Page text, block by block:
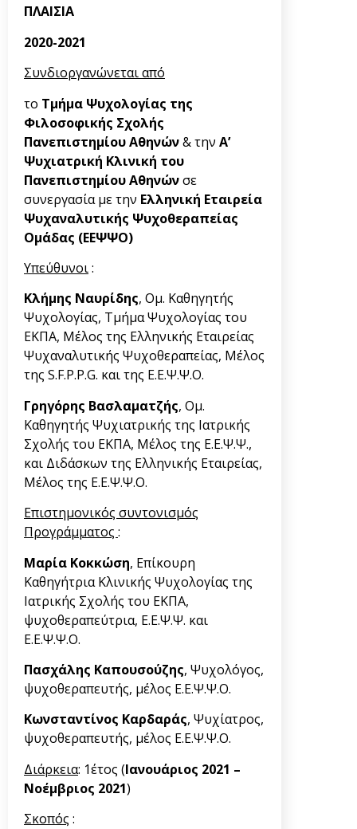
ΠΛΑΙΣΙΑ
2020-2021
Συνδιοργανώνεται από
το Τμήμα Ψυχολογίας της
Φιλοσοφικής Σχολής
Πανεπιστημίου Αθηνών& την Α’
Ψυχιατρική Κλινική του
Πανεπιστημίου Αθηνώνσε
συνεργασία με την Ελληνική Εταιρεία
Ψυχαναλυτικής Ψυχοθεραπείας
Ομάδας (ΕΕΨΨΟ)
Υπεύθυνοι:
Κλήμης Ναυρίδης, Ομ. Καθηγητής
Ψυχολογίας, Τμήμα Ψυχολογίας του
ΕΚΠΑ, Μέλος της Ελληνικής Εταιρείας
Ψυχαναλυτικής Ψυχοθεραπείας, Μέλος
της S.F.P.P.G. και της Ε.Ε.Ψ.Ψ.Ο.
Γρηγόρης Βασλαματζής, Ομ.
Καθηγητής Ψυχιατρικής της Ιατρικής
Σχολής του ΕΚΠΑ, Μέλος της Ε.Ε.Ψ.Ψ.,
και Διδάσκων της Ελληνικής Εταιρείας,
Μέλος της Ε.Ε.Ψ.Ψ.Ο.
Επιστημονικός συντονισμός
Προγράμματος :
Μαρία Κοκκώση, Επίκουρη
Καθηγήτρια Κλινικής Ψυχολογίας της
Ιατρικής Σχολής του ΕΚΠΑ,
ψυχοθεραπεύτρια, Ε.Ε.Ψ.Ψ. και
Ε.Ε.Ψ.Ψ.Ο.
Πασχάλης Καπουσούζης, Ψυχολόγος,
ψυχοθεραπευτής, μέλος Ε.Ε.Ψ.Ψ.Ο.
Κωνσταντίνος Καρδαράς, Ψυχίατρος,
ψυχοθεραπευτής, μέλος Ε.Ε.Ψ.Ψ.Ο.
Διάρκεια: 1έτος (Ιανουάριος 2021 –
Νοέμβριος 2021)
Σκοπός :